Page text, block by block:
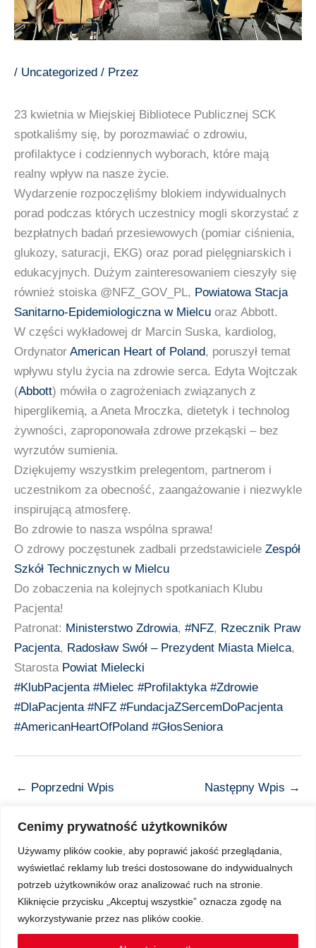
Cenimy prywatność użytkowników
Używamy plików cookie, aby poprawić jakość przeglądania,
wyświetlać reklamy lub treści dostosowane do indywidualnych
potrzeb użytkowników oraz analizować ruch na stronie.
Kliknięcie przycisku „Akceptuj wszystkie” oznacza zgodę na
wykorzystywanie przez nas plików cookie.
/ Uncategorized / Przez
23 kwietnia w Miejskiej Bibliotece Publicznej SCK
spotkaliśmy się, by porozmawiać o zdrowiu,
profilaktyce i codziennych wyborach, które mają
realny wpływ na nasze życie.
Wydarzenie rozpoczęliśmy blokiem indywidualnych
porad podczas których uczestnicy mogli skorzystać z
bezpłatnych badań przesiewowych (pomiar ciśnienia,
glukozy, saturacji, EKG) oraz porad pielęgniarskich i
edukacyjnych. Dużym zainteresowaniem cieszyły się
również stoiska @NFZ_GOV_PL, Powiatowa Stacja
Sanitarno-Epidemiologiczna w Mielcu oraz Abbott.
W części wykładowej dr Marcin Suska, kardiolog,
Ordynator American Heart of Poland, poruszył temat
wpływu stylu życia na zdrowie serca. Edyta Wojtczak
(Abbott) mówiła o zagrożeniach związanych z
hiperglikemią, a Aneta Mroczka, dietetyk i technolog
żywności, zaproponowała zdrowe przekąski – bez
wyrzutów sumienia.
Dziękujemy wszystkim prelegentom, partnerom i
uczestnikom za obecność, zaangażowanie i niezwykle
inspirującą atmosferę.
Bo zdrowie to nasza wspólna sprawa!
O zdrowy poczęstunek zadbali przedstawiciele Zespół
Szkół Technicznych w Mielcu
Do zobaczenia na kolejnych spotkaniach Klubu
Pacjenta!
Patronat: Ministerstwo Zdrowia, #NFZ, Rzecznik Praw
Pacjenta, Radosław Swół – Prezydent Miasta Mielca,
Starosta Powiat Mielecki
#KlubPacjenta #Mielec #Profilaktyka #Zdrowie
#DlaPacjenta #NFZ #FundacjaZSercemDoPacjenta
#AmericanHeartOfPoland #GłosSeniora
← Poprzedni Wpis Następny Wpis →
Copyright © 2026 Z Sercem do Pacjenta